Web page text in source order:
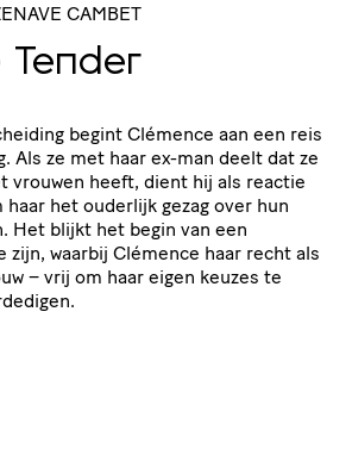
CAMBET
Tender
begint Clémence aan een reis
Als ze met haar ex-man deelt dat ze
vrouwen heeft, dient hij als reactie
haar het ouderlijk gezag over hun
Het blijkt het begin van een
zijn, waarbij Clémence haar recht als
– vrij om haar eigen keuzes te